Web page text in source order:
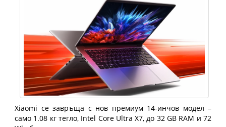
Xiaomi се завръща с нов премиум 14-инчов модел –
само 1.08 кг тегло, Intel Core Ultra X7, до 32 GB RAM и 72